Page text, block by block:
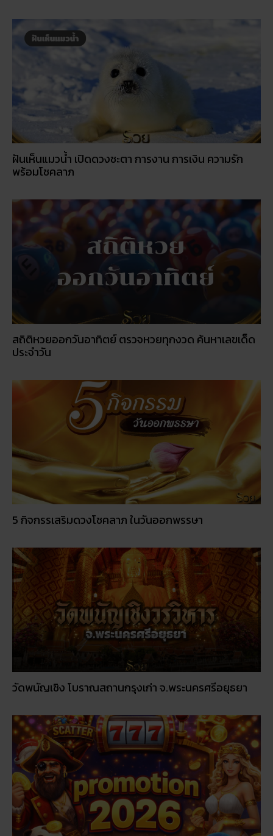
ฝันเห็นแมวน้ำ เปิดดวงชะตา การงาน การเงิน ความรัก
พร้อมโชคลาภ
สถิติหวยออกวันอาทิตย์ ตรวจหวยทุกงวด ค้นหาเลขเด็ด
ประจำวัน
5 กิจกรรเสริมดวงโชคลาภ ในวันออกพรรษา
วัดพนัญเชิง โบราณสถานกรุงเก่า จ.พระนครศรีอยุธยา